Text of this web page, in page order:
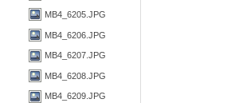
MB4_6205.JPG
MB4_6206.JPG
MB4_6207.JPG
MB4_6208.JPG
MB4_6209.JPG